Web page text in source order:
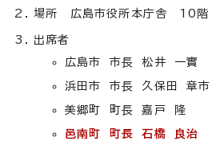
場所 広島市役所本庁舎 10階
出席者
広島市 市長 松井 一實
浜田市 市長 久保田 章市
美郷町 町長 嘉戸 隆
邑南町 町長 石橋 良治